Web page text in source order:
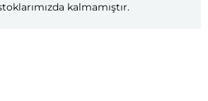
kalmamıştır.